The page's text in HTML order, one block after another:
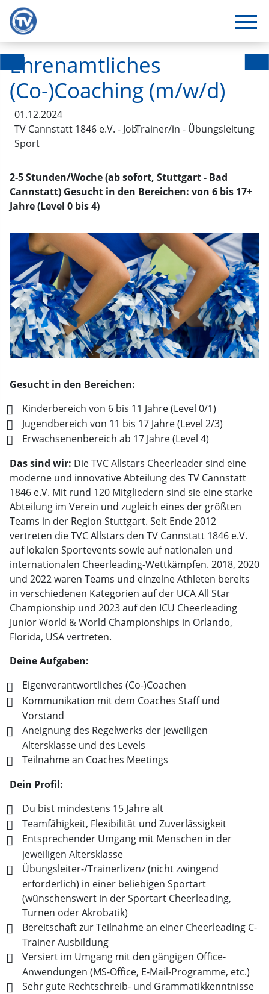
Ehrenamtliches
(Co-)Coaching (m/w/d)
01.12.2024
TV Cannstatt 1846 e.V. - JobTrainer/in - Übungsleitung
Sport
2-5 Stunden/Woche (ab sofort, Stuttgart - Bad
Cannstatt) Gesucht in den Bereichen: von 6 bis 17+
Jahre (Level 0 bis 4)
Gesucht in den Bereichen:
Kinderbereich von 6 bis 11 Jahre (Level 0/1)
Jugendbereich von 11 bis 17 Jahre (Level 2/3)
Erwachsenenbereich ab 17 Jahre (Level 4)
Das sind wir: Die TVC Allstars Cheerleader sind eine
moderne und innovative Abteilung des TV Cannstatt
1846 e.V. Mit rund 120 Mitgliedern sind sie eine starke
Abteilung im Verein und zugleich eines der größten
Teams in der Region Stuttgart. Seit Ende 2012
vertreten die TVC Allstars den TV Cannstatt 1846 e.V.
auf lokalen Sportevents sowie auf nationalen und
internationalen Cheerleading-Wettkämpfen. 2018, 2020
und 2022 waren Teams und einzelne Athleten bereits
in verschiedenen Kategorien auf der UCA All Star
Championship und 2023 auf den ICU Cheerleading
Junior World & World Championships in Orlando,
Florida, USA vertreten.
Deine Aufgaben:
Eigenverantwortliches (Co-)Coachen
Kommunikation mit dem Coaches Staff und
Vorstand
Aneignung des Regelwerks der jeweiligen
Altersklasse und des Levels
Teilnahme an Coaches Meetings
Dein Profil:
Du bist mindestens 15 Jahre alt
Teamfähigkeit, Flexibilität und Zuverlässigkeit
Entsprechender Umgang mit Menschen in der
jeweiligen Altersklasse
Übungsleiter-/Trainerlizenz (nicht zwingend
erforderlich) in einer beliebigen Sportart
(wünschenswert in der Sportart Cheerleading,
Turnen oder Akrobatik)
Bereitschaft zur Teilnahme an einer Cheerleading C-
Trainer Ausbildung
Versiert im Umgang mit den gängigen Office-
Anwendungen (MS-Office, E-Mail-Programme, etc.)
Sehr gute Rechtschreib- und Grammatikkenntnisse